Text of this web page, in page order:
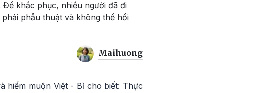
khắc phục, nhiều người đã đi
phẫu thuật và không thể hồi
Maihuong
hiếm muộn Việt - Bỉ cho biết: Thực